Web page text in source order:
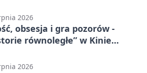
2026
obsesja i gra pozorów -
równoległe” w Kinie
2026